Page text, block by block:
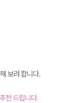
보려 합니다.
천 드립니다.